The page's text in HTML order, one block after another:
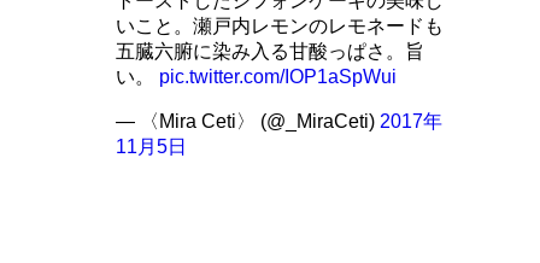
いこと。瀬戸内レモンのレモネードも
五臓六腑に染み入る甘酸っぱさ。旨
い。 pic.twitter.com/IOP1aSpWui
— 〈Mira Ceti〉 (@_MiraCeti) 2017年
11月5日